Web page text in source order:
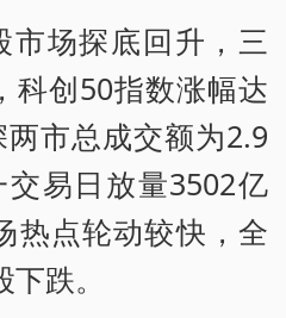
市场探底回升，三
科创50指数涨幅达
市总成交额为2.9
易日放量3502亿
热点轮动较快，全
跌。